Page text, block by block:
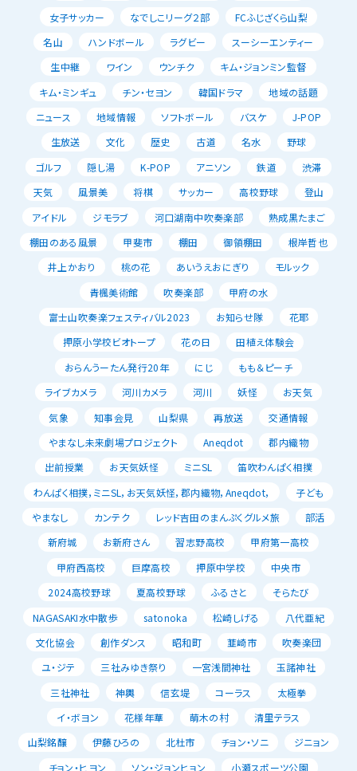
女子サッカー
なでしこリーグ２部
FCふじざくら山梨
名山
ハンドボール ラグビー
スーシーエンティー
生中継
ワイン ウンチク
キム・ジョンミン監督
キム・ミンギュ
チン・セヨン 韓国ドラマ
地域の話題
ニュース
地域情報 ソフトボール バスケ
J-POP
生放送
文化 歴史 古道 名水
野球
ゴルフ
隠し湯 K-POP アニソン 鉄道
渋滞
天気
風景美 将棋 サッカー 高校野球
登山
アイドル
ジモラブ 河口湖南中吹奏楽部
熟成黒たまご
棚田のある風景
甲斐市 棚田 御領棚田
根岸哲也
井上かおり
桃の花 あいうえおにぎり
モルック
青楓美術館
吹奏楽部
甲府の水
富士山吹奏楽フェスティバル2023
お知らせ隊
花耶
押原小学校ビオトープ
花の日
田植え体験会
おらんうーたん発行20年
にじ
もも＆ピーチ
ライブカメラ
河川カメラ 河川 妖怪
お天気
気象
知事会見 山梨県 再放送
交通情報
やまなし未来劇場プロジェクト
Aneqdot
郡内織物
出前授業
お天気妖怪 ミニSL
笛吹わんぱく相撲
わんぱく相撲，ミニSL，お天気妖怪，郡内織物，Aneqdot，
子ども
やまなし
カンテク レッド吉田のまんぷくグルメ旅
部活
新府城
お新府さん 習志野高校
甲府第一高校
甲府西高校
巨摩高校 押原中学校
中央市
2024高校野球
夏高校野球 ふるさと
そらたび
NAGASAKI水中散歩
satonoka 松崎しげる
八代亜紀
文化協会
創作ダンス 昭和町 韮崎市
吹奏楽団
ユ・ジテ
三社みゆき祭り 一宮浅間神社
玉諸神社
三社神社
神輿 信玄堤 コーラス
太極拳
イ・ボヨン
花様年華 萌木の村
清里テラス
山梨銘醸
伊藤ひろの 北杜市 チョン・ソニ
ジニョン
チョン・ヒヨン
ソン・ジョンヒョン 小瀬スポーツ公園